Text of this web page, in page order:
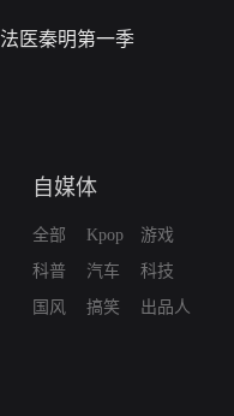
法医秦明第一季
自媒体
全部
科普
国风
Kpop
汽车
搞笑
游戏
科技
出品人